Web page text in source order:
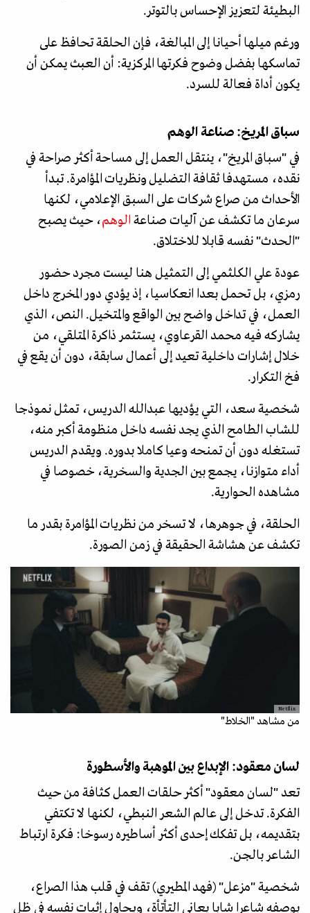
البطيئة لتعزيز الإحساس بالتوتر.
ورغم ميلها أحيانا إلى المبالغة، فإن الحلقة تحافظ على
تماسكها بفضل وضوح فكرتها المركزية: أن العبث يمكن أن
يكون أداة فعالة للسرد.
سباق المريخ: صناعة الوهم
في "سباق المريخ"، ينتقل العمل إلى مساحة أكثر صراحة في
نقده، مستهدفا ثقافة التضليل ونظريات المؤامرة. تبدأ
الأحداث من صراع شركات على السبق الإعلامي، لكنها
سرعان ما تكشف عن آليات صناعة الوهم، حيث يصبح
"الحدث" نفسه قابلا للاختلاق.
عودة علي الكلثمي إلى التمثيل هنا ليست مجرد حضور
رمزي، بل تحمل بعدا انعكاسيا، إذ يؤدي دور المخرج داخل
العمل، في تداخل واضح بين الواقع والمتخيل. النص، الذي
يشاركه فيه محمد القرعاوي، يستثمر ذاكرة المتلقي، من
خلال إشارات داخلية تعيد إلى أعمال سابقة، دون أن يقع في
فخ التكرار.
شخصية سعد، التي يؤديها عبدالله الدريس، تمثل نموذجا
للشاب الطامح الذي يجد نفسه داخل منظومة أكبر منه،
تستغله دون أن تمنحه وعيا كاملا بدوره. ويقدم الدريس
أداء متوازنا، يجمع بين الجدية والسخرية، خصوصا في
مشاهده الحوارية.
الحلقة، في جوهرها، لا تسخر من نظريات المؤامرة بقدر ما
تكشف عن هشاشة الحقيقة في زمن الصورة.
Netflix
من مشاهد "الخلاط"
لسان معقود: الإبداع بين الموهبة والأسطورة
تعد "لسان معقود" أكثر حلقات العمل كثافة من حيث
الفكرة. تدخل إلى عالم الشعر النبطي، لكنها لا تكتفي
بتقديمه، بل تفكك إحدى أكثر أساطيره رسوخا: فكرة ارتباط
الشاعر بالجن.
شخصية "مزعل" (فهد المطيري) تقف في قلب هذا الصراع،
بوصفه شاعرا شابا يعاني التأتأة، ويحاول إثبات نفسه في ظل